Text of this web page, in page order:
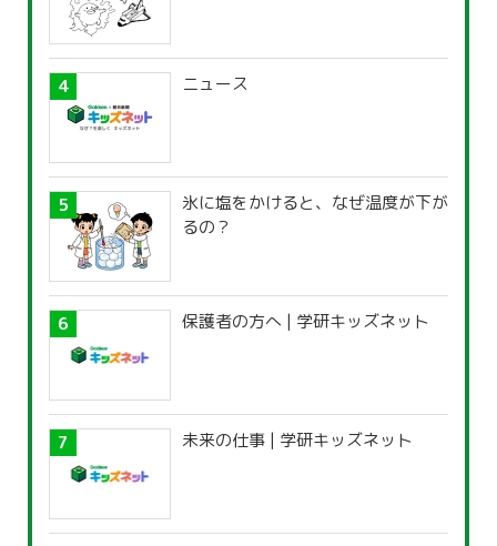
ニュース
氷に塩をかけると、なぜ温度が下が
るの？
保護者の方へ | 学研キッズネット
未来の仕事 | 学研キッズネット